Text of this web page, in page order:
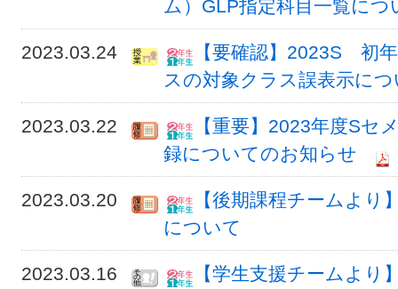
ム）GLP指定科目一覧につ
2023.03.24
【要確認】2023S 初
スの対象クラス誤表示に
2023.03.22
【重要】2023年度Sセ
録についてのお知らせ
2023.03.20
【後期課程チームより
について
2023.03.16
【学生支援チームより